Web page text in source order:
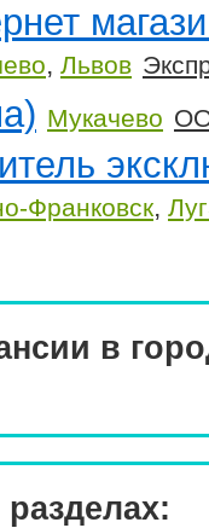
, Львов
Мукачево
Франковск,
в